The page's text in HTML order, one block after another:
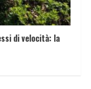
di velocità: la